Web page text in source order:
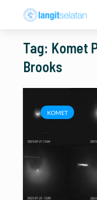
Tag: Komet
Brooks
KOMET